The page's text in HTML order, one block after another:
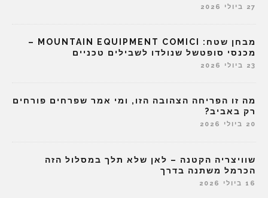
27 ביולי 2026
מבחן שטח: MOUNTAIN EQUIPMENT COMICI –
מכנסי סופטשל שנולדו לשבילים טכניים
23 ביולי 2026
מה זו הפריחה הצהובה הזו, ומי אמר שפרחים פורחים
רק באביב?
20 ביולי 2026
שוויצריה הקטנה – לאן שלא תלך במסלול הזה
הכרמל משתנה בדרך
16 ביולי 2026